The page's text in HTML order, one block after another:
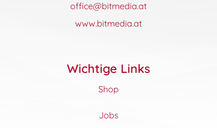
office@bitmedia.at
www.bitmedia.at
Wichtige Links
Shop
Jobs